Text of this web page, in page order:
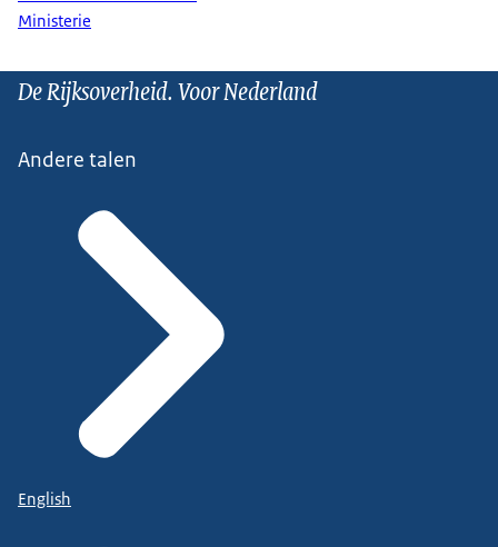
Ministerie
De Rijksoverheid. Voor Nederland
Andere talen
English